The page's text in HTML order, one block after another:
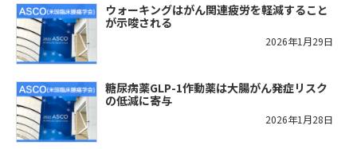
ウォーキングはがん関連疲労を軽減すること
が示唆される
2026年1月29日
糖尿病薬GLP-1作動薬は大腸がん発症リスク
の低減に寄与
2026年1月28日